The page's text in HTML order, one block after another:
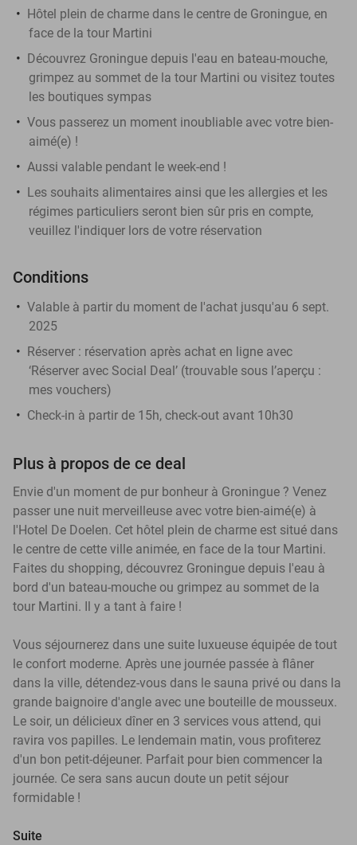
Hôtel plein de charme dans le centre de Groningue, en
face de la tour Martini
Découvrez Groningue depuis l'eau en bateau-mouche,
grimpez au sommet de la tour Martini ou visitez toutes
les boutiques sympas
Vous passerez un moment inoubliable avec votre bien-
aimé(e) !
Aussi valable pendant le week-end !
Les souhaits alimentaires ainsi que les allergies et les
régimes particuliers seront bien sûr pris en compte,
veuillez l'indiquer lors de votre réservation
Conditions
Valable à partir du moment de l'achat jusqu'au 6 sept.
2025
Réserver : réservation après achat en ligne avec
‘Réserver avec Social Deal’ (trouvable sous l’aperçu :
mes vouchers)
Check-in à partir de 15h, check-out avant 10h30
Plus à propos de ce deal
Envie d'un moment de pur bonheur à Groningue ? Venez
passer une nuit merveilleuse avec votre bien-aimé(e) à
l'Hotel De Doelen. Cet hôtel plein de charme est situé dans
le centre de cette ville animée, en face de la tour Martini.
Faites du shopping, découvrez Groningue depuis l'eau à
bord d'un bateau-mouche ou grimpez au sommet de la
tour Martini. Il y a tant à faire !
Vous séjournerez dans une suite luxueuse équipée de tout
le confort moderne. Après une journée passée à flâner
dans la ville, détendez-vous dans le sauna privé ou dans la
grande baignoire d'angle avec une bouteille de mousseux.
Le soir, un délicieux dîner en 3 services vous attend, qui
ravira vos papilles. Le lendemain matin, vous profiterez
d'un bon petit-déjeuner. Parfait pour bien commencer la
journée. Ce sera sans aucun doute un petit séjour
formidable !
Suite